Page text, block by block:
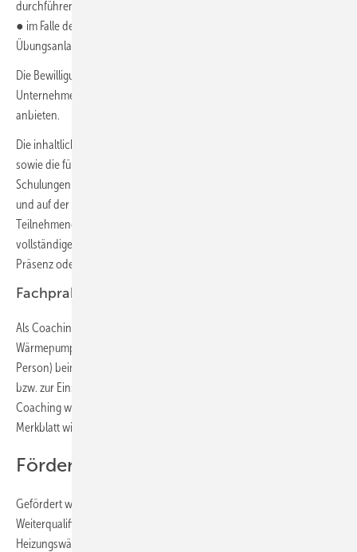
durchführen,
● im Falle des Angebots praktischer Schulungsinhalte ausreichend
Übungsanlagen zur Verfügung stehen.
Die Bewilligungsbehörde führt künftig eine öffentliche Liste mit
Unternehmen und Bildungsträgern, die förderfähige Schulungen
anbieten.
Die inhaltlichen Anforderungen an die förderfähigen Schulungen
sowie die für die Förderung anerkannte inhaltliche genaue Dauer der
Schulungen werden in einem Merkblatt zur Förderrichtlinie definiert
und auf der Homepage der Bewilligungsbehörde veröffentlicht. Alle
Teilnehmenden erhalten nach Abschluss der Schulung im Falle ihrer
vollständigen Anwesenheit (je nach Ausgestaltung des Angebots in
Präsenz oder online) eine digitale Bestätigung über die Teilnahme.
Fachpraktische Anleitung (Coaching)
Als Coaching förderfähig sind fachpraktische Anleitungen an der
Wärmepumpe durch einen qualifizierten Externen (fachkundige
Person) beim zu qualifizierenden Unternehmen vor Ort zum Einbau
bzw. zur Einstellung und Einregulierung des Geräts. Näheres zum
Coaching wird in einem Merkblatt zur Förderrichtlinie geregelt. Das
Merkblatt wird vom BAFA veröffentlicht.
Förderung
Gefördert werden die Ausgaben für die Teilnahme an
Weiterqualifizierungsmaßnahmen zum Thema
Heizungswärmepumpen als Teil wassergeführter Heizungssysteme im